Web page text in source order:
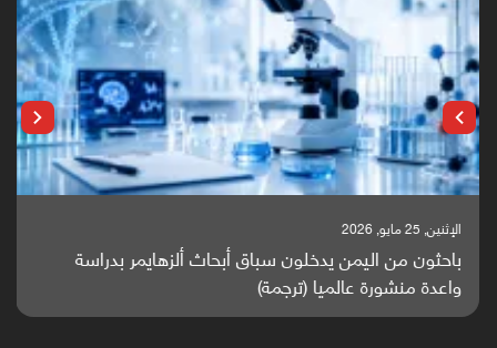
الإثنين, 25 مايو, 2026
باحثون من اليمن يدخلون سباق أبحاث ألزهايمر بدراسة
واعدة منشورة عالميا (ترجمة)